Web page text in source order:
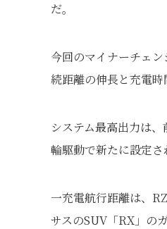
だ。
今回のマイナーチェ
続距離の伸長と充電時
システム最高出力は
輪駆動で新たに設定さ
一充電航行距離は、
サスのSUV「RX」の